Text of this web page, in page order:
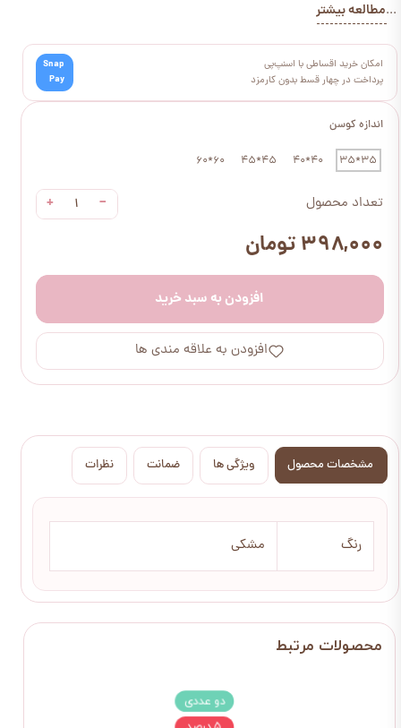
اندازه کوسن
35*35
40*40
45*45
60*60
تعداد محصول −
+
۳۹۸,۰۰۰ تومان
افزودن به سبد خرید
افزودن به علاقه مندی ها
...مطالعه بیشتر
امکان خرید اقساطی با اسنپ‌پی
پرداخت در چهار قسط بدون کارمزد
Snap
Pay
مشخصات محصول ویژگی ها ضمانت نظرات
رنگ مشکی
دو عددی